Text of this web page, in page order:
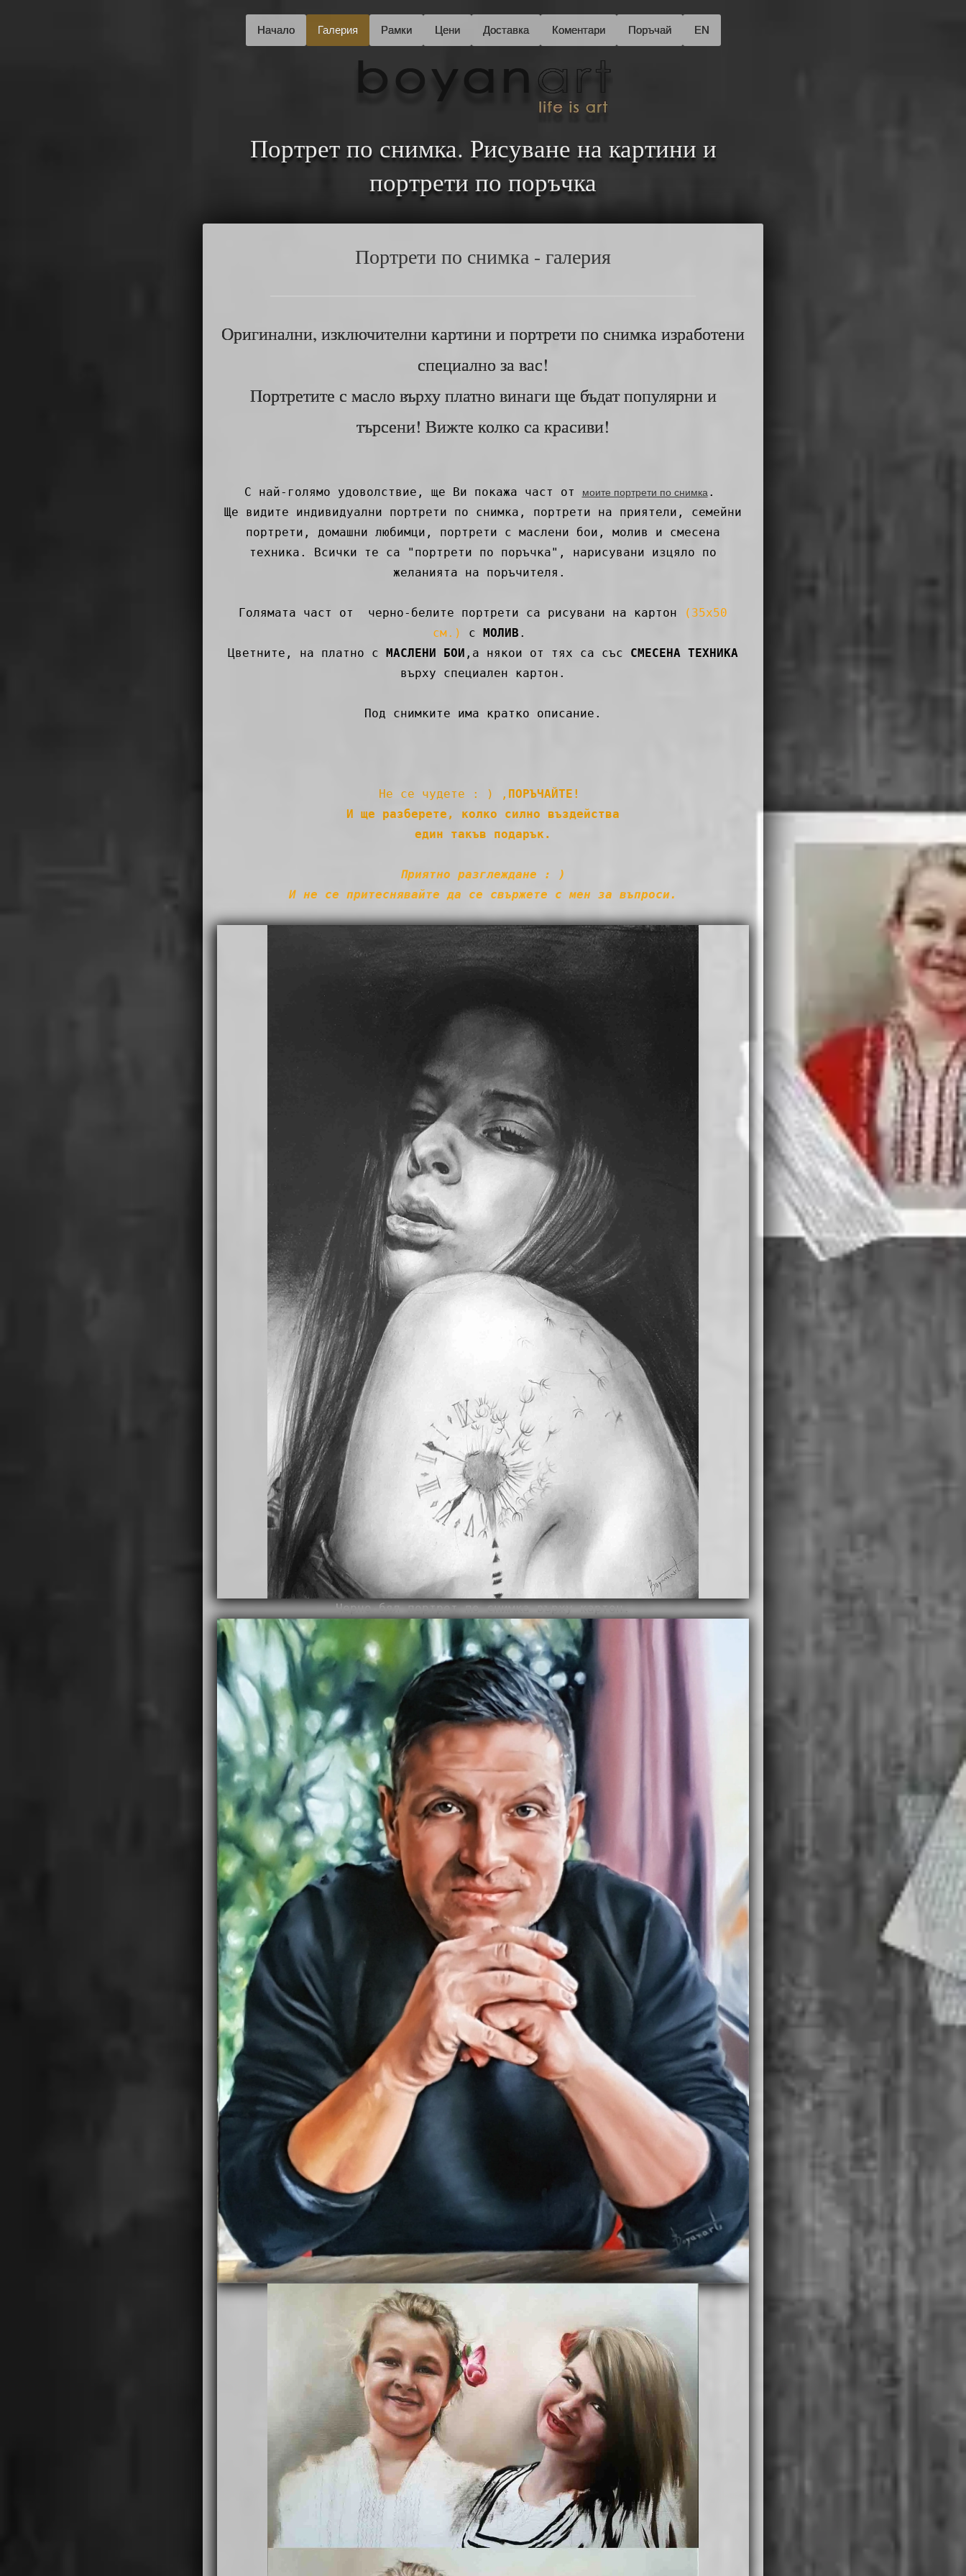
Начало Галерия Рамки Цени Доставка Коментари Поръчай EN
Портрет по снимка. Рисуване на картини и
портрети по поръчка
Портрети по снимка - галерия
Оригинални, изключителни картини и портрети по снимка изработени
специално за вас!
Портретите с масло върху платно винаги ще бъдат популярни и
търсени! Вижте колко са красиви!
С най-голямо удоволствие, ще Ви покажа част от моите портрети по снимка.
Ще видите индивидуални портрети по снимка, портрети на приятели, семейни
портрети, домашни любимци, портрети с маслени бои, молив и смесена
техника. Всички те са "портрети по поръчка", нарисувани изцяло по
желанията на поръчителя.
Голямата част от черно-белите портрети са рисувани на картон
(35x50
см.)
с МОЛИВ .
Цветните, на платно с МАСЛЕНИ БОИ ,а някои от тях са със СМЕСЕНА ТЕХНИКА
върху специален картон.
Под снимките има кратко описание.
Не се чудете : ) , ПОРЪЧАЙТЕ!
И ще разберете, колко силно въздейства
един такъв подарък.
Приятно разглеждане : )
И не се притеснявайте да се свържете с мен за въпроси.
Черно-бял портрет по снимка върху картон.